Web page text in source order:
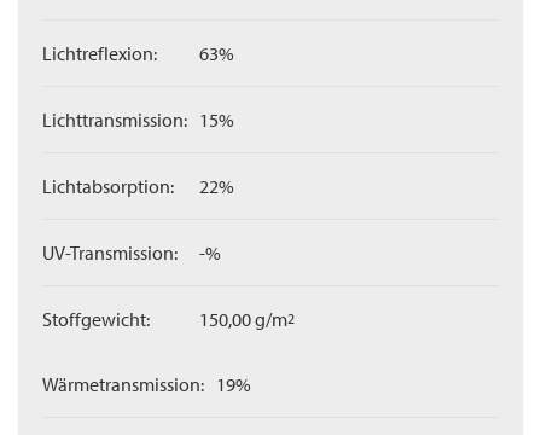
Lichtreflexion: 63%
Lichttransmission: 15%
Lichtabsorption: 22%
UV-Transmission: -%
Stoffgewicht: 150,00 g/m2
Wärmetransmission: 19%